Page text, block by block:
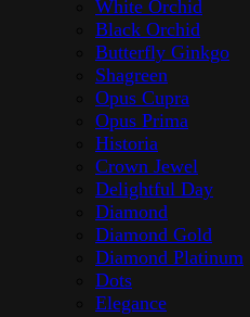
White Orchid
Black Orchid
Butterfly Ginkgo
Shagreen
Opus Cupra
Opus Prima
Historia
Crown Jewel
Delightful Day
Diamond
Diamond Gold
Diamond Platinum
Dots
Elegance